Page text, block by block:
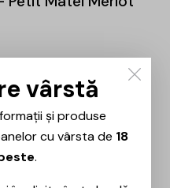
vârstă
și produse
cu vârsta de 18
.